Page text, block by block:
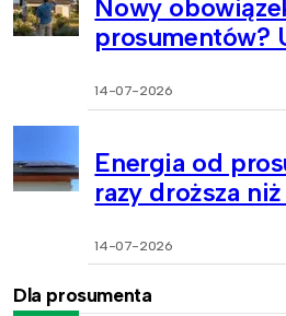
Nowy
prosumentów?
14-07-2026
Energia od
razy droższa
14-07-2026
Dla prosumenta